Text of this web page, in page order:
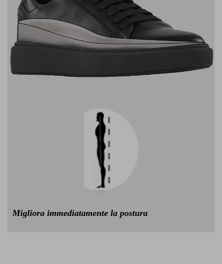
Migliora immediatamente la postura